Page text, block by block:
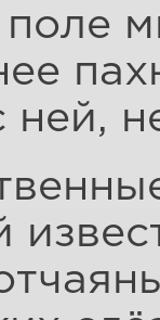
ней,